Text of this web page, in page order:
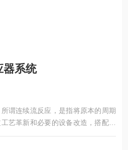
器系统
谓连续流反应，是指将原本的周期
艺革新和必要的设备改造，搭配合
立的“投料"、“反应"、“出料"、“检